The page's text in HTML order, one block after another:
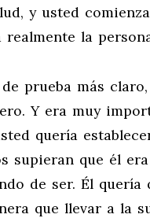
y usted
la
prueba más
Y era muy
quería
supieran que él
de ser. Él
que llevar a la